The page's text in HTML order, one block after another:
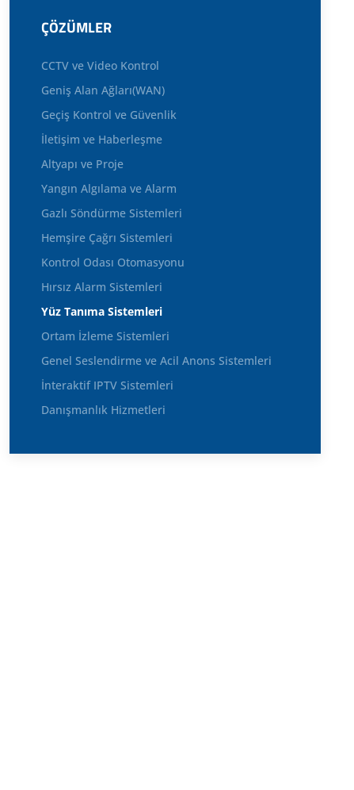
ÇÖZÜMLER
CCTV ve Video Kontrol
Geniş Alan Ağları(WAN)
Geçiş Kontrol ve Güvenlik
İletişim ve Haberleşme
Altyapı ve Proje
Yangın Algılama ve Alarm
Gazlı Söndürme Sistemleri
Hemşire Çağrı Sistemleri
Kontrol Odası Otomasyonu
Hırsız Alarm Sistemleri
Yüz Tanıma Sistemleri
Ortam İzleme Sistemleri
Genel Seslendirme ve Acil Anons Sistemleri
İnteraktif IPTV Sistemleri
Danışmanlık Hizmetleri